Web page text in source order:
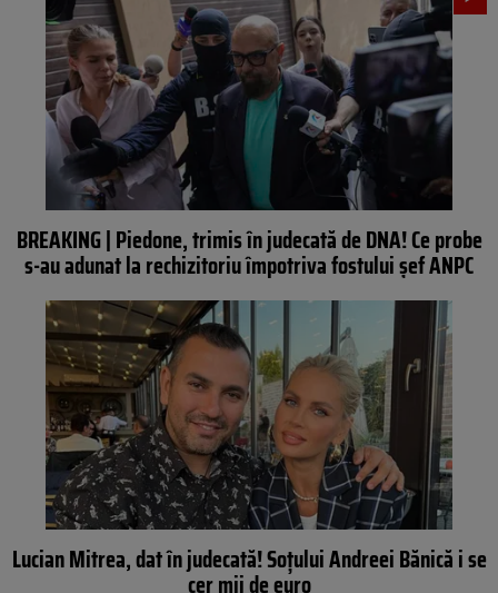
BREAKING | Piedone, trimis în judecată de DNA! Ce probe
s-au adunat la rechizitoriu împotriva fostului șef ANPC
Lucian Mitrea, dat în judecată! Soțului Andreei Bănică i se
cer mii de euro